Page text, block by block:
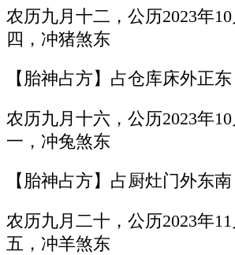
农历九月十二，公历2023年
四，冲猪煞东
【胎神占方】占仓库床外正东
农历九月十六，公历2023年
一，冲兔煞东
【胎神占方】占厨灶门外东南
农历九月二十，公历2023年
五，冲羊煞东